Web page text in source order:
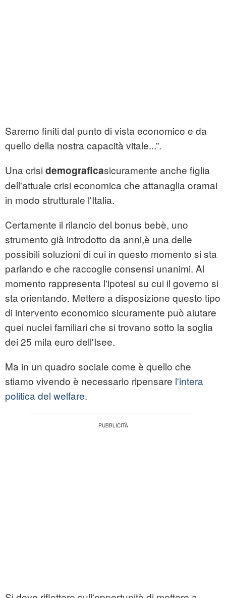
Saremo finiti dal punto di vista economico e da
quello della nostra capacità vitale...”.
Una crisi demograficasicuramente anche figlia
dell'attuale crisi economica che attanaglia oramai
in modo strutturale l'Italia.
Certamente il rilancio del bonus bebè, uno
strumento già introdotto da anni,è una delle
possibili soluzioni di cui in questo momento si sta
parlando e che raccoglie consensi unanimi. Al
momento rappresenta l'ipotesi su cui il governo si
sta orientando. Mettere a disposizione questo tipo
di intervento economico sicuramente può aiutare
quei nuclei familiari che si trovano sotto la soglia
dei 25 mila euro dell'Isee.
Ma in un quadro sociale come è quello che
stiamo vivendo è necessario ripensare l'intera
politica del welfare.